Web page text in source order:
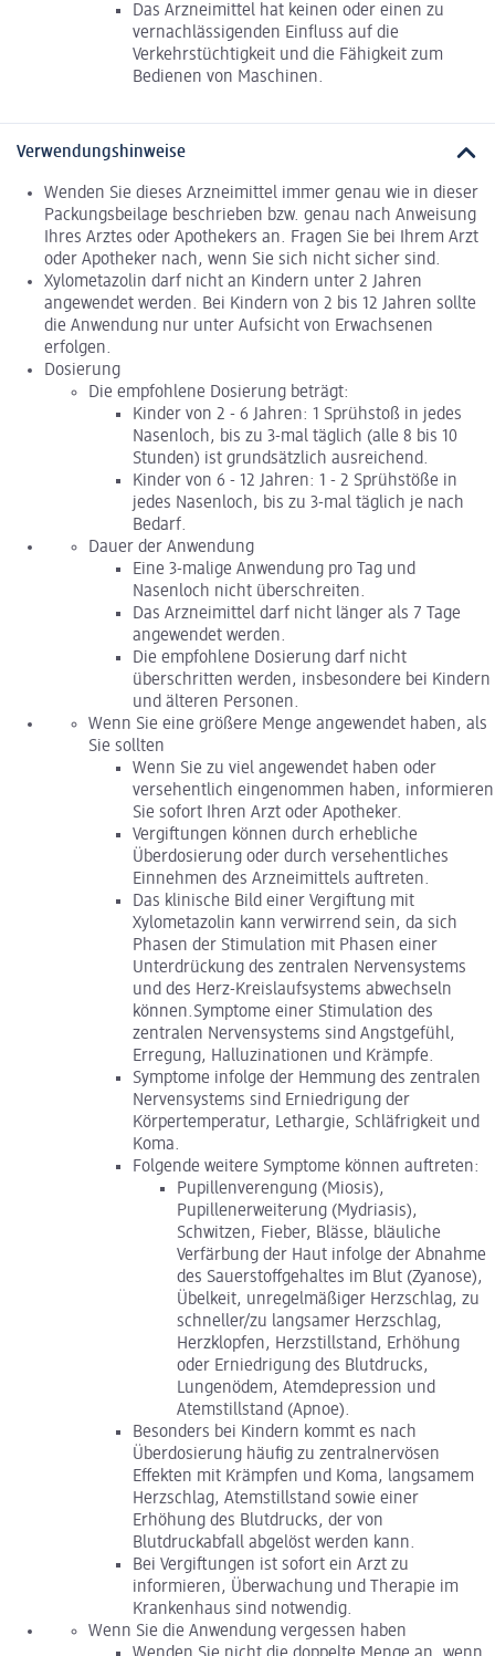
Das Arzneimittel hat keinen oder einen zu
vernachlässigenden Einfluss auf die
Verkehrstüchtigkeit und die Fähigkeit zum
Bedienen von Maschinen.
Verwendungshinweise
Wenden Sie dieses Arzneimittel immer genau wie in dieser
Packungsbeilage beschrieben bzw. genau nach Anweisung
Ihres Arztes oder Apothekers an. Fragen Sie bei Ihrem Arzt
oder Apotheker nach, wenn Sie sich nicht sicher sind.
Xylometazolin darf nicht an Kindern unter 2 Jahren
angewendet werden. Bei Kindern von 2 bis 12 Jahren sollte
die Anwendung nur unter Aufsicht von Erwachsenen
erfolgen.
Dosierung
Die empfohlene Dosierung beträgt:
Kinder von 2 - 6 Jahren: 1 Sprühstoß in jedes
Nasenloch, bis zu 3-mal täglich (alle 8 bis 10
Stunden) ist grundsätzlich ausreichend.
Kinder von 6 - 12 Jahren: 1 - 2 Sprühstöße in
jedes Nasenloch, bis zu 3-mal täglich je nach
Bedarf.
Dauer der Anwendung
Eine 3-malige Anwendung pro Tag und
Nasenloch nicht überschreiten.
Das Arzneimittel darf nicht länger als 7 Tage
angewendet werden.
Die empfohlene Dosierung darf nicht
überschritten werden, insbesondere bei Kindern
und älteren Personen.
Wenn Sie eine größere Menge angewendet haben, als
Sie sollten
Wenn Sie zu viel angewendet haben oder
versehentlich eingenommen haben, informieren
Sie sofort Ihren Arzt oder Apotheker.
Vergiftungen können durch erhebliche
Überdosierung oder durch versehentliches
Einnehmen des Arzneimittels auftreten.
Das klinische Bild einer Vergiftung mit
Xylometazolin kann verwirrend sein, da sich
Phasen der Stimulation mit Phasen einer
Unterdrückung des zentralen Nervensystems
und des Herz-Kreislaufsystems abwechseln
können.Symptome einer Stimulation des
zentralen Nervensystems sind Angstgefühl,
Erregung, Halluzinationen und Krämpfe.
Symptome infolge der Hemmung des zentralen
Nervensystems sind Erniedrigung der
Körpertemperatur, Lethargie, Schläfrigkeit und
Koma.
Folgende weitere Symptome können auftreten:
Pupillenverengung (Miosis),
Pupillenerweiterung (Mydriasis),
Schwitzen, Fieber, Blässe, bläuliche
Verfärbung der Haut infolge der Abnahme
des Sauerstoffgehaltes im Blut (Zyanose),
Übelkeit, unregelmäßiger Herzschlag, zu
schneller/zu langsamer Herzschlag,
Herzklopfen, Herzstillstand, Erhöhung
oder Erniedrigung des Blutdrucks,
Lungenödem, Atemdepression und
Atemstillstand (Apnoe).
Besonders bei Kindern kommt es nach
Überdosierung häufig zu zentralnervösen
Effekten mit Krämpfen und Koma, langsamem
Herzschlag, Atemstillstand sowie einer
Erhöhung des Blutdrucks, der von
Blutdruckabfall abgelöst werden kann.
Bei Vergiftungen ist sofort ein Arzt zu
informieren, Überwachung und Therapie im
Krankenhaus sind notwendig.
Wenn Sie die Anwendung vergessen haben